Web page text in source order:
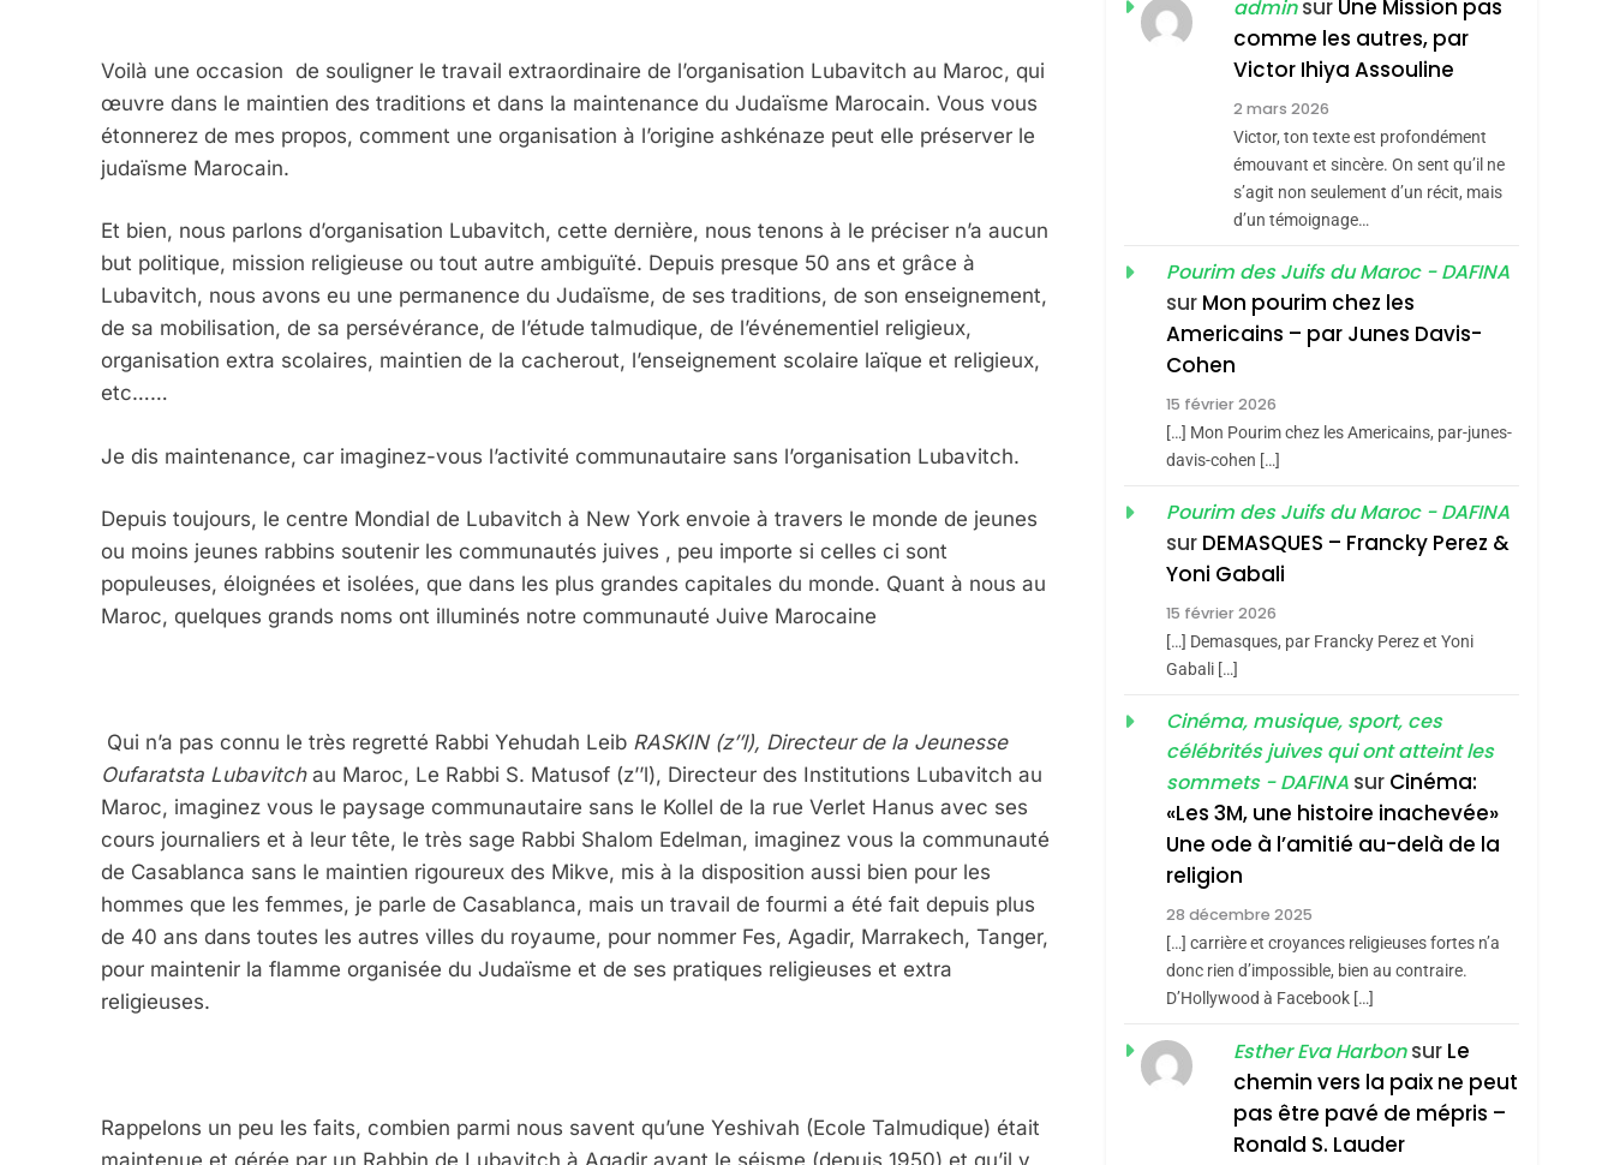
Voilà une occasion de souligner le travail extraordinaire de l’organisation Lubavitch au Maroc, qui
œuvre dans le maintien des traditions et dans la maintenance du Judaïsme Marocain. Vous vous
étonnerez de mes propos, comment une organisation à l’origine ashkénaze peut elle préserver le
judaïsme Marocain.
Et bien, nous parlons d’organisation Lubavitch, cette dernière, nous tenons à le préciser n’a aucun
but politique, mission religieuse ou tout autre ambiguïté. Depuis presque 50 ans et grâce à
Lubavitch, nous avons eu une permanence du Judaïsme, de ses traditions, de son enseignement,
de sa mobilisation, de sa persévérance, de l’étude talmudique, de l’événementiel religieux,
organisation extra scolaires, maintien de la cacherout, l’enseignement scolaire laïque et religieux,
etc……
Je dis maintenance, car imaginez-vous l’activité communautaire sans l’organisation Lubavitch.
Depuis toujours, le centre Mondial de Lubavitch à New York envoie à travers le monde de jeunes
ou moins jeunes rabbins soutenir les communautés juives , peu importe si celles ci sont
populeuses, éloignées et isolées, que dans les plus grandes capitales du monde. Quant à nous au
Maroc, quelques grands noms ont illuminés notre communauté Juive Marocaine
Qui n’a pas connu le très regretté Rabbi Yehudah Leib RASKIN (z’’l), Directeur de la Jeunesse
Oufaratsta Lubavitchau Maroc, Le Rabbi S. Matusof (z’’l), Directeur des Institutions Lubavitch au
Maroc, imaginez vous le paysage communautaire sans le Kollel de la rue Verlet Hanus avec ses
cours journaliers et à leur tête, le très sage Rabbi Shalom Edelman, imaginez vous la communauté
de Casablanca sans le maintien rigoureux des Mikve, mis à la disposition aussi bien pour les
hommes que les femmes, je parle de Casablanca, mais un travail de fourmi a été fait depuis plus
de 40 ans dans toutes les autres villes du royaume, pour nommer Fes, Agadir, Marrakech, Tanger,
pour maintenir la flamme organisée du Judaïsme et de ses pratiques religieuses et extra
religieuses.
Rappelons un peu les faits, combien parmi nous savent qu’une Yeshivah (Ecole Talmudique) était
REVENDIQUE MA
JUDAÏTE Par Thérèse
Zrihen-Dvir
CE QUI NOUS
MANQUE – Jacques
Hadida
JUDAISME
Maroc : Les Amandes
De Tafraout, Le Miel
De Tadla Azilal
Consacrés Produits
Du Terroir
DAFINA MAROC
Oeil Ravageur –
2
Dis Guerre»: La
Nouvelle Chanson De
Boy George
ISRAÉL JUDAISME
Accords D’Isaac:
L’alliance Pourrait
S’étendre À 13 Pays
D’Amérique Latine
ISRAÉL JUDAISME
5
Meurtrière Selon Le
Rapport D’ADL
Contre
L’antisémitisme
FRANCE ISRAÉL
FIÈRE, DIGNE ET
RÉSILIENTE :
POURQUOI JE
REVENDIQUE MA
JUDAÏTE Par Thérèse
ISRAÉL JUDAISME
CE QUI NOUS
adminsur Une Mission pas
comme les autres, par
Victor Ihiya Assouline
2 mars 2026
Victor, ton texte est profondément
émouvant et sincère. On sent qu’il ne
s’agit non seulement d’un récit, mais
d’un témoignage…
Pourim des Juifs du Maroc - DAFINA
sur Mon pourim chez les
Americains – par Junes Davis-
Cohen
15 février 2026
[…] Mon Pourim chez les Americains, par-junes-
davis-cohen […]
Pourim des Juifs du Maroc - DAFINA
sur DEMASQUES – Francky Perez &
Yoni Gabali
15 février 2026
[…] Demasques, par Francky Perez et Yoni
Gabali […]
Cinéma, musique, sport, ces
célébrités juives qui ont atteint les
sommets - DAFINA sur Cinéma:
«Les 3M, une histoire inachevée»
Une ode à l’amitié au-delà de la
religion
28 décembre 2025
[…] carrière et croyances religieuses fortes n’a
donc rien d’impossible, bien au contraire.
D’Hollywood à Facebook […]
Esther Eva Harbonsur Le
chemin vers la paix ne peut
pas être pavé de mépris –
Ronald S. Lauder